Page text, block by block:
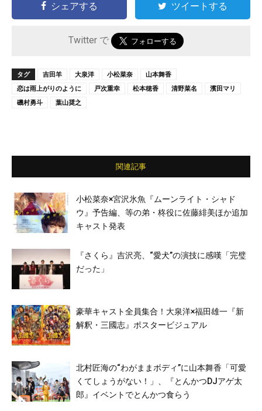
シェアする ツイートする
Twitter で
タグ 吉田羊 大泉洋 小松菜奈
山本舞香
恋は雨上がりのように
戸次重幸 松本穂香 清野菜名
濱田マリ
磯村勇斗
葉山奨之
関連記事
小松菜奈×宮沢氷魚『ムーンライト・シャド
ウ』予告編、等の弟・柊役に佐藤緋美ほか追加
キャスト発表
『さくら』吉沢亮、“愛⽝”の演技に感嘆「完璧
だった」
豪華キャスト全員集合！大泉洋×福田雄一『新
解釈・三國志』ポスタービジュアル
北村匠海の“わがままボディ”に山本舞香「可愛
くてしょうがない！」、『とんかつDJアゲ太
郎』イベントでとんかつ食らう